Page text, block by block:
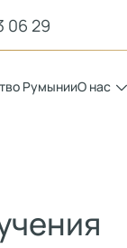
06 29
РумынииО нас